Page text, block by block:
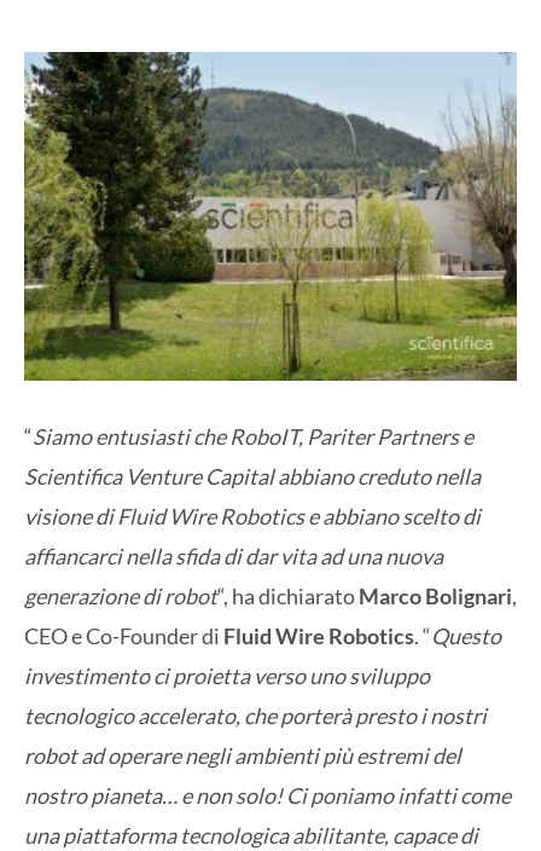
“Siamo entusiasti che RoboIT, Pariter Partners e
Scientifica Venture Capital abbiano creduto nella
visione di Fluid Wire Robotics e abbiano scelto di
affiancarci nella sfida di dar vita ad una nuova
generazione di robot“, ha dichiaratoMarco Bolignari,
CEO e Co-Founder di Fluid Wire Robotics. “Questo
investimento ci proietta verso uno sviluppo
tecnologico accelerato, che porterà presto i nostri
robot ad operare negli ambienti più estremi del
nostro pianeta… e non solo! Ci poniamo infatti come
una piattaforma tecnologica abilitante, capace di